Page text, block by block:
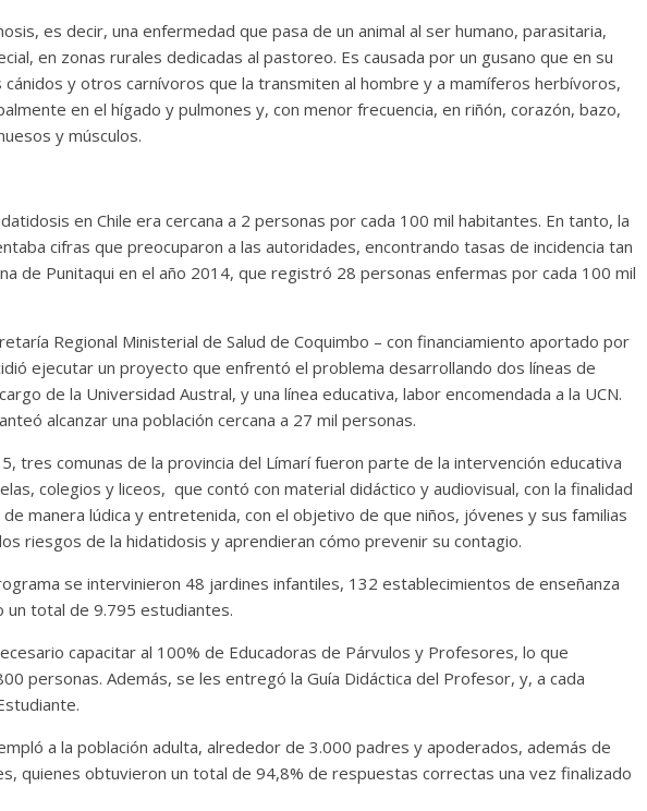
es decir, una enfermedad que pasa de un animal al ser humano, parasitaria,
en zonas rurales dedicadas al pastoreo. Es causada por un gusano que en su
y otros carnívoros que la transmiten al hombre y a mamíferos herbívoros,
en el hígado y pulmones y, con menor frecuencia, en riñón, corazón, bazo,
y músculos.
en Chile era cercana a 2 personas por cada 100 mil habitantes. En tanto, la
cifras que preocuparon a las autoridades, encontrando tasas de incidencia tan
de Punitaqui en el año 2014, que registró 28 personas enfermas por cada 100 mil
Regional Ministerial de Salud de Coquimbo – con financiamiento aportado por
ejecutar un proyecto que enfrentó el problema desarrollando dos líneas de
de la Universidad Austral, y una línea educativa, labor encomendada a la UCN.
alcanzar una población cercana a 27 mil personas.
tres comunas de la provincia del Límarí fueron parte de la intervención educativa
colegios y liceos, que contó con material didáctico y audiovisual, con la finalidad
manera lúdica y entretenida, con el objetivo de que niños, jóvenes y sus familias
riesgos de la hidatidosis y aprendieran cómo prevenir su contagio.
se intervinieron 48 jardines infantiles, 132 establecimientos de enseñanza
un total de 9.795 estudiantes.
capacitar al 100% de Educadoras de Párvulos y Profesores, lo que
personas. Además, se les entregó la Guía Didáctica del Profesor, y, a cada
a la población adulta, alrededor de 3.000 padres y apoderados, además de
quienes obtuvieron un total de 94,8% de respuestas correctas una vez finalizado